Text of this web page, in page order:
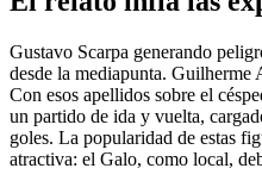
Gustavo Scarpa generando
desde la mediapunta. Guilherme
Con esos apellidos sobre el
un partido de ida y vuelta,
goles. La popularidad de estas
atractiva: el Galo, como local,